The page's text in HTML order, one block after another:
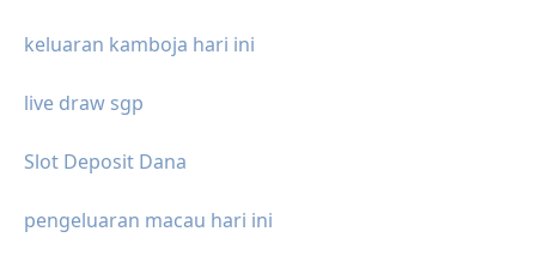
keluaran kamboja hari ini
live draw sgp
Slot Deposit Dana
pengeluaran macau hari ini